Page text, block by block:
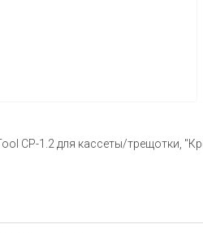
CP-1.2 для кассеты/трещотки,